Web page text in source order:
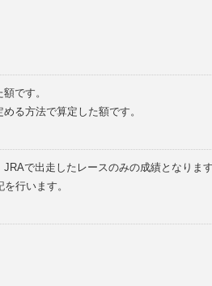
です。
る方法で算定した額です。
で出走したレースのみの成績となります
行います。